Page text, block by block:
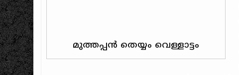
മുത്തപ്പൻ തെയ്യം വെള്ളാട്ടം